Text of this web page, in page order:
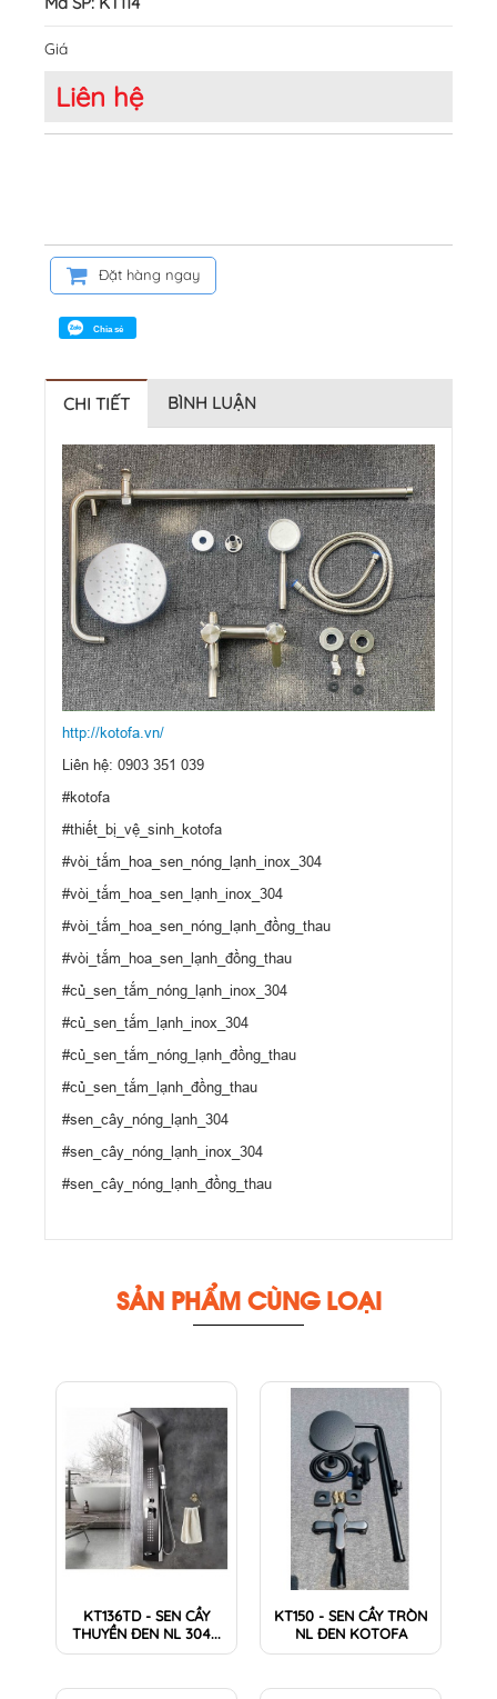
Giá
Liên hệ
Đặt hàng ngay
Chia sẻ
CHI TIẾT BÌNH LUẬN
http://kotofa.vn/
Liên hệ: 0903 351 039
#kotofa
#thiết_bị_vệ_sinh_kotofa
#vòi_tắm_hoa_sen_nóng_lạnh_inox_304
#vòi_tắm_hoa_sen_lạnh_inox_304
#vòi_tắm_hoa_sen_nóng_lạnh_đồng_thau
#vòi_tắm_hoa_sen_lạnh_đồng_thau
#củ_sen_tắm_nóng_lạnh_inox_304
#củ_sen_tắm_lạnh_inox_304
#củ_sen_tắm_nóng_lạnh_đồng_thau
#củ_sen_tắm_lạnh_đồng_thau
#sen_cây_nóng_lạnh_304
#sen_cây_nóng_lạnh_inox_304
#sen_cây_nóng_lạnh_đồng_thau
SẢN PHẨM CÙNG LOẠI
KT136TD - SEN CẦY
THUYỀN ĐEN NL 304...
KT150 - SEN CẦY TRÒN
NL ĐEN KOTOFA